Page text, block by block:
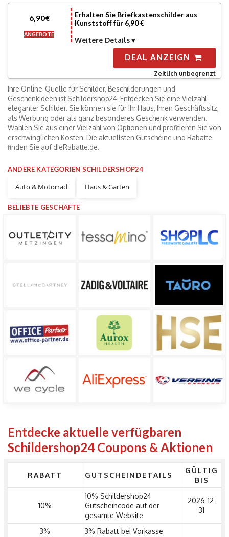
6,90€
ANGEBOTE
Erhalten Sie Briefkastenschilder aus
Kunststoff für 6,90 €
Weitere Details
DEAL ANZEIGN
Zeitlich unbegrenzt
Ihre Online-Quelle für Schilder, Beschilderungen und
Geschenkideen ist Schildershop24. Entdecken Sie eine Vielzahl
eleganter Schilder. Sie können sie für Ihr Haus, Ihren Geschäftssitz,
als Werbung oder als ganz besonderes Geschenk verwenden.
Wählen Sie aus einer Vielzahl von Optionen und profitieren Sie von
erschwinglichen Kosten. Die aktuellsten Gutscheine und Rabatte
finden Sie auf dieRabatte.de.
ANDERE KATEGORIEN SCHILDERSHOP24
Auto & Motorrad Haus & Garten
BELIEBTE GESCHÄFTE
Entdecke aktuelle verfügbaren
Schildershop24 Coupons & Aktionen
RABATT GUTSCHEINDETAILS
GÜLTIG
BIS
10%
10% Schildershop24
Gutscheincode auf der
gesamte Website
2026-12-
31
3% 3% Rabatt bei Vorkasse